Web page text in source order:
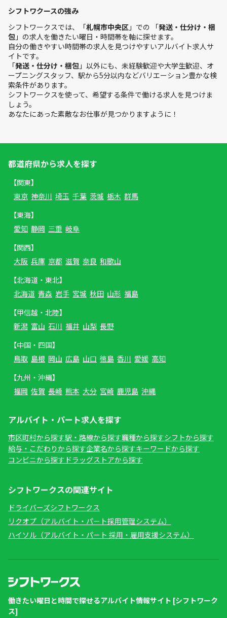
シフトワクースの強み
シフトワークスでは、「札幌市中央区 」での 「発送・仕分け・梱
包 」の求人を働きたい曜日・時間帯を軸に探せます。
自分の働きやすい時間帯の求人を見つけやすいアルバイト求人サ
イトです。
「発送・仕分け・梱包 」以外にも、未経験歓迎や大学生歓迎、オ
ープニングスタッフ、駅から5分以内などバリエーション豊かな検
索条件があります。
シフトワークスを使って、希望する条件で働ける求人を見つけま
しょう。
あなたにあった素敵なお仕事が見つかりますように！
都道府県から求人を探す
【関東】
東京 神奈川 埼玉 千葉 茨城 栃木 群馬
【東海】
愛知 静岡 三重 岐阜
【関西】
大阪 兵庫 京都 滋賀 奈良 和歌山
【北海道・東北】
北海道 青森 岩手 宮城 秋田 山形 福島
【甲信越・北陸】
新潟 富山 石川 福井 山梨 長野
【中国・四国】
鳥取 島根 岡山 広島 山口 徳島 香川 愛媛 高知
【九州・沖縄】
福岡 佐賀 長崎 熊本 大分 宮崎 鹿児島 沖縄
アルバイト・パート求人を探す
市区町村から探す駅・路線から探す職種から探すシフトから探す
給与・こだわりから探す企業名から探すキーワードから探す
コンビニから探す ドラッグストアから探す
シフトワークスの関連サイト
ドライバーズシフトワークス
リクオプ（アルバイト・パート採用管理システム）
ハイソル（アルバイト・パート 採用・雇用支援システム）
働きたい曜日と時間で探せるアルバイト情報サイト [シフトワーク
ス]